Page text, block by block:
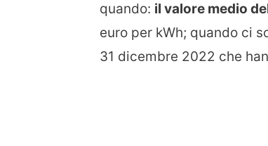
quando: il valore medio
euro per kWh; quando ci
31 dicembre 2022 che